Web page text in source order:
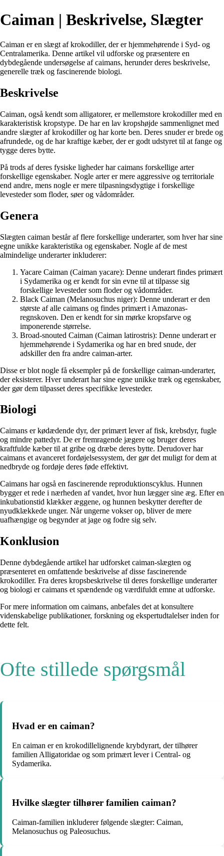
Caiman | Beskrivelse, Slægter
Caiman er en slægt af krokodiller, der er hjemmehørende i Syd- og
Centralamerika. Denne artikel vil udforske og præsentere en
dybdegående undersøgelse af caimans, herunder deres beskrivelse,
generelle træk og fascinerende biologi.
Beskrivelse
Caiman, også kendt som alligatorer, er mellemstore krokodiller med en
karakteristisk kropstype. De har en lav kropshøjde sammenlignet med
andre slægter af krokodiller og har korte ben. Deres snuder er brede og
afrundede, og de har kraftige kæber, der er godt udstyret til at fange og
tygge deres bytte.
På trods af deres fysiske ligheder har caimans forskellige arter
forskellige egenskaber. Nogle arter er mere aggressive og territoriale
end andre, mens nogle er mere tilpasningsdygtige i forskellige
levesteder som floder, søer og vådområder.
Genera
Slægten caiman består af flere forskellige underarter, som hver har sine
egne unikke karakteristika og egenskaber. Nogle af de mest
almindelige underarter inkluderer:
Yacare Caiman (Caiman yacare): Denne underart findes primært
i Sydamerika og er kendt for sin evne til at tilpasse sig
forskellige levesteder som floder og vådområder.
Black Caiman (Melanosuchus niger): Denne underart er den
største af alle caimans og findes primært i Amazonas-
regnskoven. Den er kendt for sin mørke kropsfarve og
imponerende størrelse.
Broad-snouted Caiman (Caiman latirostris): Denne underart er
hjemmehørende i Sydamerika og har en bred snude, der
adskiller den fra andre caiman-arter.
Disse er blot nogle få eksempler på de forskellige caiman-underarter,
der eksisterer. Hver underart har sine egne unikke træk og egenskaber,
der gør dem tilpasset deres specifikke levesteder.
Biologi
Caimans er kødædende dyr, der primært lever af fisk, krebsdyr, fugle
og mindre pattedyr. De er fremragende jægere og bruger deres
kraftfulde kæber til at gribe og dræbe deres bytte. Derudover har
caimans et avanceret fordøjelsessystem, der gør det muligt for dem at
nedbryde og fordøje deres føde effektivt.
Caimans har også en fascinerende reproduktionscyklus. Hunnen
bygger et rede i nærheden af vandet, hvor hun lægger sine æg. Efter en
inkubationstid klækker æggene, og hunnen beskytter derefter de
nyudklækkede unger. Når ungerne vokser op, bliver de mere
uafhængige og begynder at jage og fodre sig selv.
Konklusion
Denne dybdegående artikel har udforsket caiman-slægten og
præsenteret en omfattende beskrivelse af disse fascinerende
krokodiller. Fra deres kropsbeskrivelse til deres forskellige underarter
og biologi er caimans et spændende og værdifuldt emne at udforske.
For mere information om caimans, anbefales det at konsultere
videnskabelige publikationer, forskning og ekspertudtalelser inden for
dette felt.
Ofte stillede spørgsmål
Hvad er en caiman?
En caiman er en krokodillelignende krybdyrart, der tilhører
familien Alligatoridae og som primært lever i Central- og
Sydamerika.
Hvilke slægter tilhører familien caiman?
Caiman-familien inkluderer følgende slægter: Caiman,
Melanosuchus og Paleosuchus.